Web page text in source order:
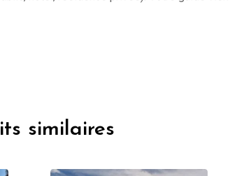
similaires